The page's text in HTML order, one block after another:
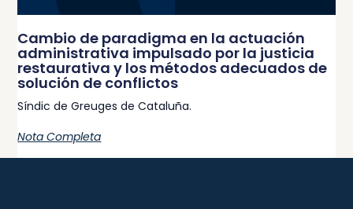
Cambio de paradigma en la actuación
administrativa impulsado por la justicia
restaurativa y los métodos adecuados de
solución de conflictos
Síndic de Greuges de Cataluña.
Nota Completa